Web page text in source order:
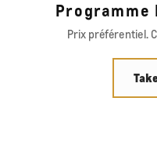
Prix préférentiel.